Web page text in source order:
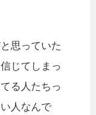
思っていた
じてしまっ
る人たちっ
人なんで